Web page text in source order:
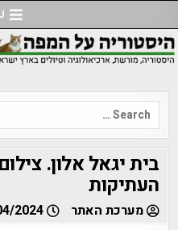
to
content
Search
for:
בית יגאל אלון.
העתיקות
מערכת האתר 19/04/2024